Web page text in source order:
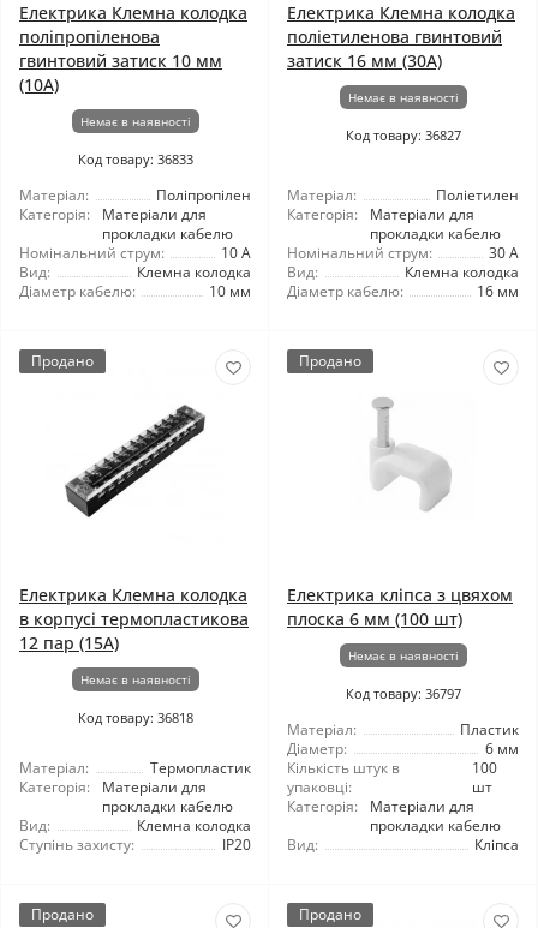
Електрика Клемна колодка
поліпропіленова
гвинтовий затиск 10 мм
(10А)
Немає в наявності
Код товару: 36833
Матеріал:
Поліпропілен
Категорія:
Матеріали для
прокладки кабелю
Номінальний струм:
10 А
Вид:
Клемна колодка
Діаметр кабелю:
10 мм
Електрика Клемна колодка
поліетиленова гвинтовий
затиск 16 мм (30А)
Немає в наявності
Код товару: 36827
Матеріал:
Поліетилен
Категорія:
Матеріали для
прокладки кабелю
Номінальний струм:
30 А
Вид:
Клемна колодка
Діаметр кабелю:
16 мм
Продано
Електрика Клемна колодка
в корпусі термопластикова
12 пар (15А)
Немає в наявності
Код товару: 36818
Матеріал:
Термопластик
Категорія:
Матеріали для
прокладки кабелю
Вид:
Клемна колодка
Ступінь захисту:
IP20
Продано
Електрика кліпса з цвяхом
плоска 6 мм (100 шт)
Немає в наявності
Код товару: 36797
Матеріал:
Пластик
Діаметр:
6 мм
Кількість штук в
упаковці:
100
шт
Категорія:
Матеріали для
прокладки кабелю
Вид:
Кліпса
Продано Продано